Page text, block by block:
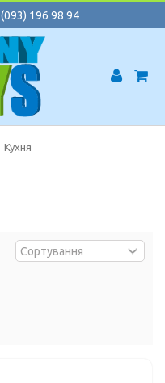
(093) 196 98 94
Кухня